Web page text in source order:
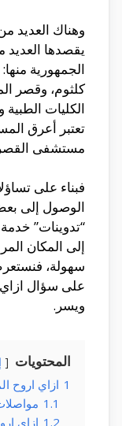
وهناك العديد
يقصدها
الجمهورية
كلثوم، وقصر
الكليات
تعتبر أعرق
مستشفى القصر
فبناء على
الوصول إلى
“تدوينات”
إلى المكان
سهولة،
على سؤال ازاي
ويسر.
المحتويات
1 ازاي اروح
1.1
1.2 ازاي